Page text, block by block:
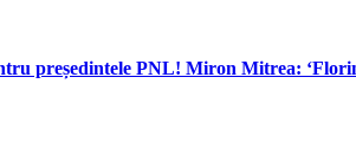
președintele PNL! Miron Mitrea: